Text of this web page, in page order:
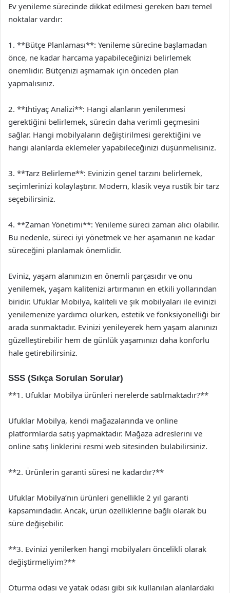
Ev yenileme sürecinde dikkat edilmesi gereken bazı temel
noktalar vardır:
1. **Bütçe Planlaması**: Yenileme sürecine başlamadan
önce, ne kadar harcama yapabileceğinizi belirlemek
önemlidir. Bütçenizi aşmamak için önceden plan
yapmalısınız.
2. **İhtiyaç Analizi**: Hangi alanların yenilenmesi
gerektiğini belirlemek, sürecin daha verimli geçmesini
sağlar. Hangi mobilyaların değiştirilmesi gerektiğini ve
hangi alanlarda eklemeler yapabileceğinizi düşünmelisiniz.
3. **Tarz Belirleme**: Evinizin genel tarzını belirlemek,
seçimlerinizi kolaylaştırır. Modern, klasik veya rustik bir tarz
seçebilirsiniz.
4. **Zaman Yönetimi**: Yenileme süreci zaman alıcı olabilir.
Bu nedenle, süreci iyi yönetmek ve her aşamanın ne kadar
süreceğini planlamak önemlidir.
Eviniz, yaşam alanınızın en önemli parçasıdır ve onu
yenilemek, yaşam kalitenizi artırmanın en etkili yollarından
biridir. Ufuklar Mobilya, kaliteli ve şık mobilyaları ile evinizi
yenilemenize yardımcı olurken, estetik ve fonksiyonelliği bir
arada sunmaktadır. Evinizi yenileyerek hem yaşam alanınızı
güzelleştirebilir hem de günlük yaşamınızı daha konforlu
hale getirebilirsiniz.
SSS (Sıkça Sorulan Sorular)
**1. Ufuklar Mobilya ürünleri nerelerde satılmaktadır?**
Ufuklar Mobilya, kendi mağazalarında ve online
platformlarda satış yapmaktadır. Mağaza adreslerini ve
online satış linklerini resmi web sitesinden bulabilirsiniz.
**2. Ürünlerin garanti süresi ne kadardır?**
Ufuklar Mobilya’nın ürünleri genellikle 2 yıl garanti
kapsamındadır. Ancak, ürün özelliklerine bağlı olarak bu
süre değişebilir.
**3. Evinizi yenilerken hangi mobilyaları öncelikli olarak
değiştirmeliyim?**
Oturma odası ve yatak odası gibi sık kullanılan alanlardaki